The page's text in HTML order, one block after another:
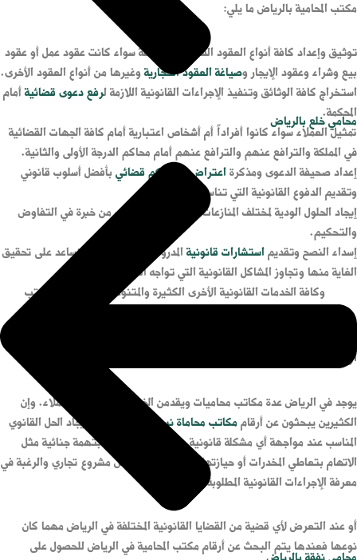
محامي خلع بالرياض
مكتب المحامية بالرياض ما يلي:
توثيق وإعداد كافة أنواع العقود القانونية المختلفة سواء كانت عقود عمل أو عقود
بيع وشراء وعقود الإيجار وصياغة العقود التجاريةوغيرها من أنواع العقود الأخرى.
استخراج كافة الوثائق وتنفيذ الإجراءات القانونية اللازمة لرفع دعوى قضائيةأمام
المحكمة.
تمثيل العملاء سواء كانوا أفراداً أم أشخاص اعتبارية أمام كافة الجهات القضائية
في المملكة والترافع عنهم والترافع عنهم أمام محاكم الدرجة الأولى والثانية.
إعداد صحيفة الدعوى ومذكرةاعتراض على حكم قضائيبأفضل أسلوب قانوني
وتقديم الدفوع القانونية التي تناسب القضية.
إيجاد الحلول الودية لمختلف المنازعات القانونية لما للمكتب من خبرة في التفاوض
والتحكيم.
إسداء النصح وتقديماستشارات قانونيةالمدروسة والمفيدة والتي تساعد على تحقيق
الغاية منها وتجاوز المشاكل القانونية التي تواجه العملاء.
وكافة الخدمات القانونية الأخرى الكثيرة والمتنوعة التي يقدمها مكتب
أرقام مكتب المحامية في الرياض.
يوجد في الرياض عدة مكاتب محاميات ويقدمن الخدمات القانونية للعملاء. وإن
الكثيرين يبحثون عن أرقاممكاتب محاماة نسائية
في الرياض لإيجاد الحل القانوي
المناسب عند مواجهة أي مشكلة قانونية. سواء كانت تتعلق بتهمة جنائية مثل
الاتهام بتعاطي المخدرات أو حيازتها. عند البدء بتأسيس مشروع تجاري والرغبة في
معرفة الإجراءات القانونية المطلوبة.
أو عند التعرض لأي قضية من القضايا القانونية المختلفة في الرياض مهما كان
نوعها فعندها يتم البحث عن أرقام مكتب المحامية في الرياض للحصول على